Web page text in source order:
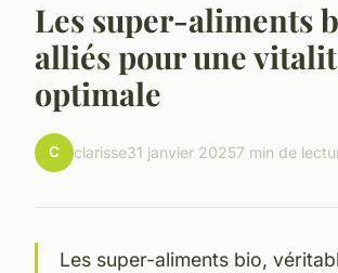
Les super-aliments
alliés pour une
optimale
C clarisse31 janvier 20257 min de
Les super-aliments bio,